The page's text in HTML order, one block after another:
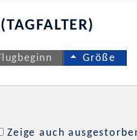
Größe
Zeige auch